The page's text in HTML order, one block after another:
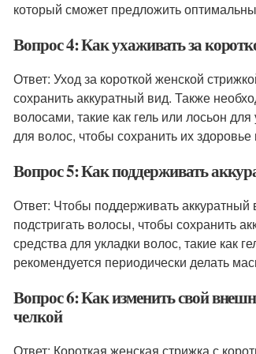
который сможет предложить
Вопрос 4: Как ухаживать за
Ответ: Уход за короткой женской
сохранить аккуратный вид. Также
волосами, такие как гель или лосьон
для волос, чтобы сохранить их здоровье
Вопрос 5: Как поддерживать
Ответ: Чтобы поддерживать аккуратный
подстригать волосы, чтобы сохранить
средства для укладки волос, такие как
рекомендуется периодически делать
Вопрос 6: Как изменить свой
челкой